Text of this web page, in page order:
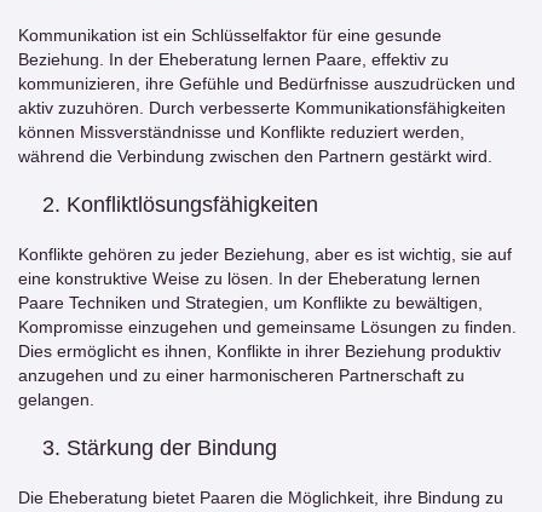
Kommunikation ist ein Schlüsselfaktor für eine gesunde
Beziehung. In der Eheberatung lernen Paare, effektiv zu
kommunizieren, ihre Gefühle und Bedürfnisse auszudrücken und
aktiv zuzuhören. Durch verbesserte Kommunikationsfähigkeiten
können Missverständnisse und Konflikte reduziert werden,
während die Verbindung zwischen den Partnern gestärkt wird.
Konfliktlösungsfähigkeiten
Konflikte gehören zu jeder Beziehung, aber es ist wichtig, sie auf
eine konstruktive Weise zu lösen. In der Eheberatung lernen
Paare Techniken und Strategien, um Konflikte zu bewältigen,
Kompromisse einzugehen und gemeinsame Lösungen zu finden.
Dies ermöglicht es ihnen, Konflikte in ihrer Beziehung produktiv
anzugehen und zu einer harmonischeren Partnerschaft zu
gelangen.
Stärkung der Bindung
Die Eheberatung bietet Paaren die Möglichkeit, ihre Bindung zu